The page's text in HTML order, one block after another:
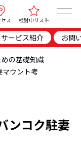
ス 検討中リスト
サービス紹介 お問
の基礎知識
ウント考
ンコク駐妻